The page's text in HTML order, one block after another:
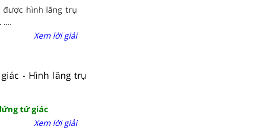
được hình lăng trụ
Xem lời giải
- Hình lăng trụ
tứ giác
Xem lời giải